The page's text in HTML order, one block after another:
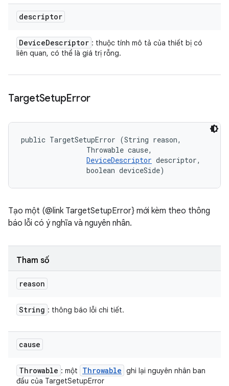
descriptor
DeviceDescriptor : thuộc tính mô tả của thiết bị có
liên quan, có thể là giá trị rỗng.
TargetSetupError
public TargetSetupError (String reason,
                Throwable cause,
DeviceDescriptor descriptor,
                boolean deviceSide)
Tạo một (@link TargetSetupError} mới kèm theo thông
báo lỗi có ý nghĩa và nguyên nhân.
Tham số
reason
String : thông báo lỗi chi tiết.
cause
Throwable : một Throwable ghi lại nguyên nhân ban
đầu của TargetSetupError